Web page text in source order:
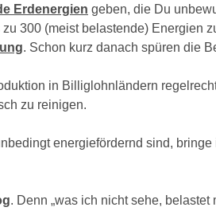
Erdenergien geben, die Du
300 (meist belastende) Energien
. Schon kurz danach spüren die
in Billiglohnländern
zu reinigen.
energiefördernd sind, bringe
. Denn „was ich nicht sehe, belastet